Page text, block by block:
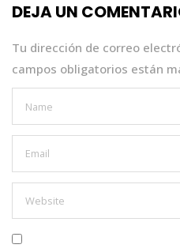
o
k
p
DEJA UN
Tu dirección de correo
campos obligatorios están